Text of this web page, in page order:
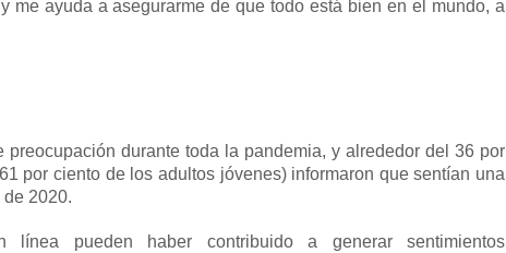
me ayuda a asegurarme de que todo está bien en el mundo, a
durante toda la pandemia, y alrededor del 36 por
por ciento de los adultos jóvenes) informaron que sentían una
de 2020.
línea pueden haber contribuido a generar sentimientos